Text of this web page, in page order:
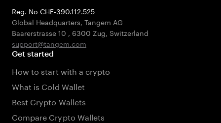
Reg. No CHE-390.112.525
Global Headquarters, Tangem AG
Baarerstrasse 10 , 6300 Zug, Switzerland
support@tangem.com
Get started
How to start with a crypto
What is Cold Wallet
Best Crypto Wallets
Compare Crypto Wallets